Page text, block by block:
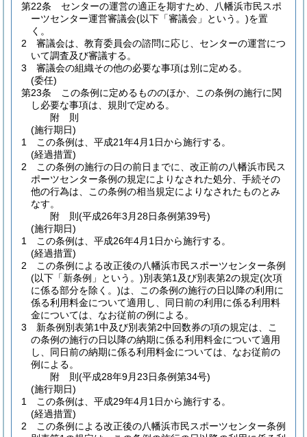
第22条
センターの運営の適正を期すため、八幡浜市民スポ
ーツセンター運営審議会(以下「審議会」という。)を置
く。
2
審議会は、教育委員会の諮問に応じ、センターの運営につ
いて調査及び審議する。
3
審議会の組織その他の必要な事項は別に定める。
(委任)
第23条
この条例に定めるもののほか、この条例の施行に関
し必要な事項は、規則で定める。
附 則
(施行期日)
1
この条例は、平成21年4月1日から施行する。
(経過措置)
2
この条例の施行の日の前日までに、改正前の八幡浜市民ス
ポーツセンター条例の規定によりなされた処分、手続その
他の行為は、この条例の相当規定によりなされたものとみ
なす。
附 則(平成26年3月28日条例第39号)
(施行期日)
1
この条例は、平成26年4月1日から施行する。
(経過措置)
2
この条例による改正後の八幡浜市民スポーツセンター条例
(以下「新条例」という。)別表第1及び別表第2の規定(次項
に係る部分を除く。)は、この条例の施行の日以降の利用に
係る利用料金について適用し、同日前の利用に係る利用料
金については、なお従前の例による。
3
新条例別表第1中及び別表第2中回数券の項の規定は、こ
の条例の施行の日以降の納期に係る利用料金について適用
し、同日前の納期に係る利用料金については、なお従前の
例による。
附 則(平成28年9月23日条例第34号)
(施行期日)
1
この条例は、平成29年4月1日から施行する。
(経過措置)
2
この条例による改正後の八幡浜市民スポーツセンター条例